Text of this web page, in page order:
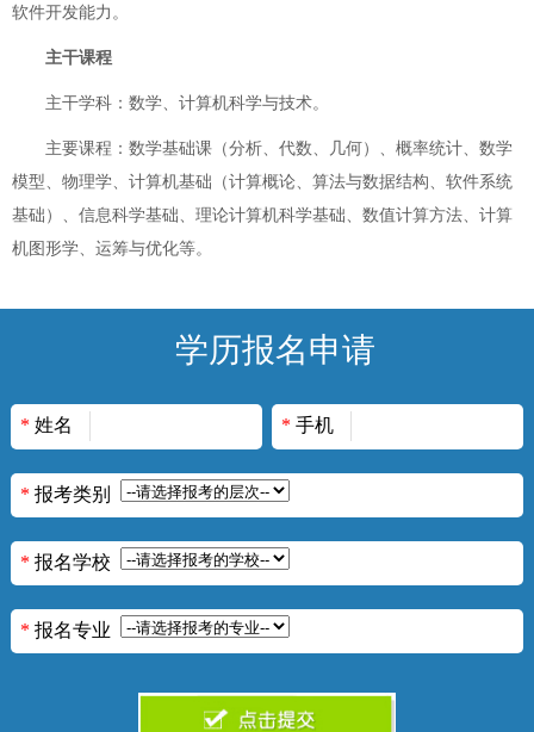
软件开发能力。
主干课程
主干学科：数学、计算机科学与技术。
主要课程：数学基础课（分析、代数、几何）、概率统计、数学
模型、物理学、计算机基础（计算概论、算法与数据结构、软件系统
基础）、信息科学基础、理论计算机科学基础、数值计算方法、计算
机图形学、运筹与优化等。
学历报名申请
* 姓名 * 手机
* 报考类别
* 报名学校
* 报名专业